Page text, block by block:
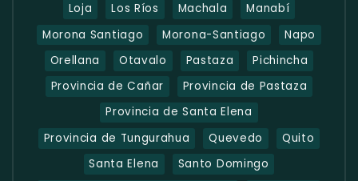
Loja
Los Ríos Machala
Manabí
Morona Santiago
Morona-Santiago
Napo
Orellana
Otavalo Pastaza
Pichincha
Provincia de Cañar
Provincia de Pastaza
Provincia de Santa Elena
Provincia de Tungurahua
Quevedo
Quito
Santa Elena
Santo Domingo